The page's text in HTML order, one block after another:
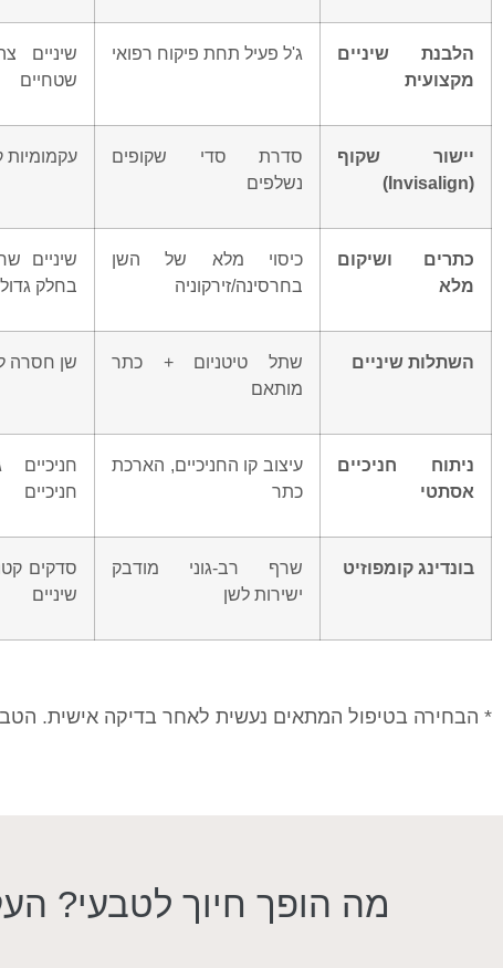
הלבנת שיניים
מקצועית
ג'ל פעיל תחת פיקוח רפואי
שיניים
שטחיים
יישור שקוף
(Invisalign)
סדרת סדי שקופים
נשלפים
עקמומיות
כתרים ושיקום
מלא
כיסוי מלא של השן
בחרסינה/זירקוניה
שיניים
בחלק גדול
השתלות שיניים
שתל טיטניום + כתר
מותאם
שן חסרה
ניתוח חניכיים
אסתטי
עיצוב קו החניכיים, הארכת
כתר
חניכיים
חניכיים
בונדינג קומפוזיט
שרף רב-גוני מודבק
ישירות לשן
סדקים
שיניים
* הבחירה בטיפול המתאים נעשית לאחר בדיקה אישית.
מה הופך חיוך לטבעי?